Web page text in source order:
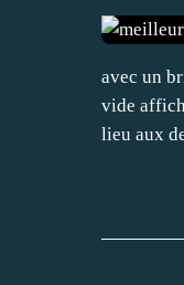
avec un
vide
lieu aux